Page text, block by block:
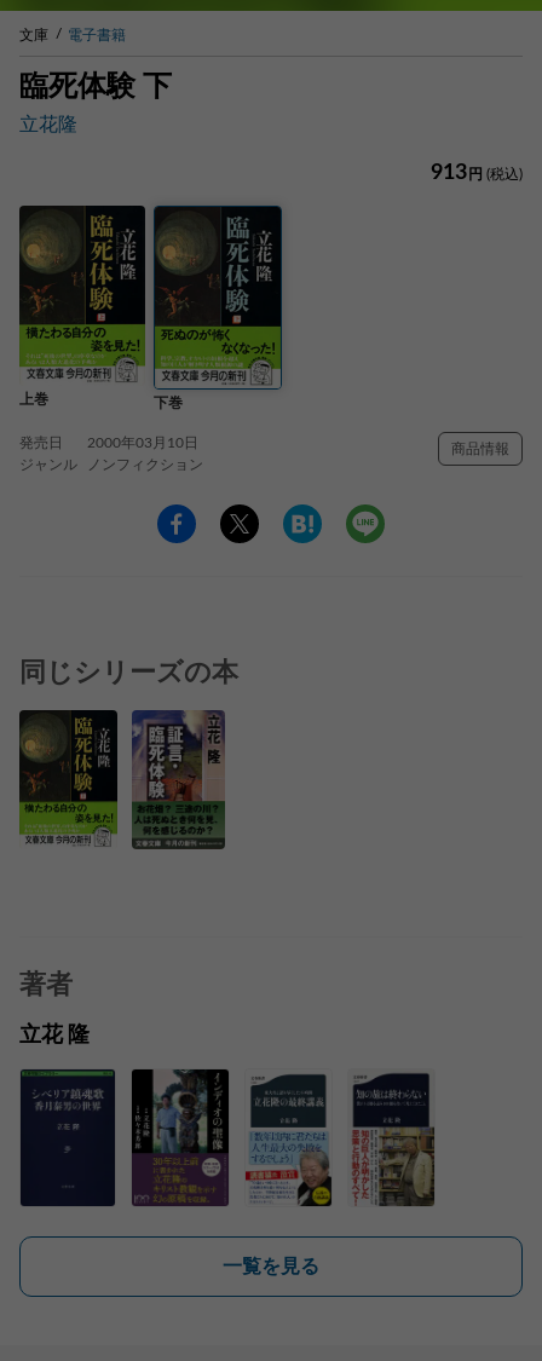
文庫 電子書籍
臨死体験 下
立花隆
913 円 (税込)
上巻 下巻
発売日
2000年03月10日
ジャンル
ノンフィクション
商品情報
同じシリーズの本
著者
立花 隆
一覧を見る